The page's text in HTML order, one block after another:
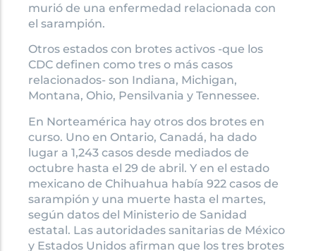
murió de una enfermedad relacionada con
el sarampión.
Otros estados con brotes activos -que los
CDC definen como tres o más casos
relacionados- son Indiana, Michigan,
Montana, Ohio, Pensilvania y Tennessee.
En Norteamérica hay otros dos brotes en
curso. Uno en Ontario, Canadá, ha dado
lugar a 1,243 casos desde mediados de
octubre hasta el 29 de abril. Y en el estado
mexicano de Chihuahua había 922 casos de
sarampión y una muerte hasta el martes,
según datos del Ministerio de Sanidad
estatal. Las autoridades sanitarias de México
y Estados Unidos afirman que los tres brotes